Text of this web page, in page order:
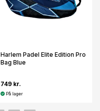
Harlem Padel Elite Edition Pro
Bag Blue
749 kr.
På lager